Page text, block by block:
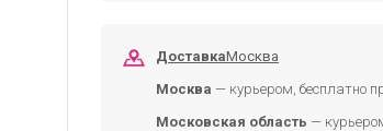
ДоставкаМосква
Москва — курьером, бесплатно
Московская область —